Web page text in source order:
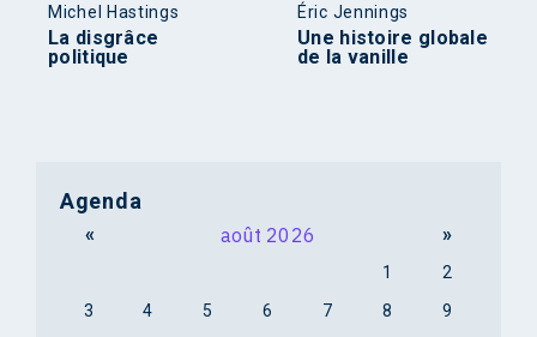
Michel Hastings
La disgrâce
politique
Éric Jennings
Une histoire globale
de la vanille
Agenda
« août 2026 »
1
2
3
4 5 6 7 8
9